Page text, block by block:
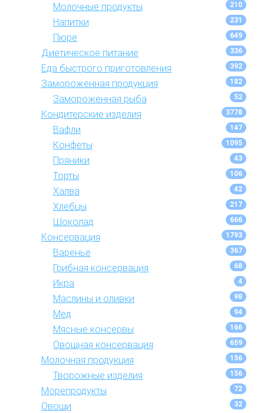
Молочные продукты 210
Напитки 231
Пюре 649
Диетическое питание 336
Еда быстрого приготовления 392
Замороженная продукция 182
Замороженная рыба 52
Кондитерские изделия 3778
Вафли 147
Конфеты 1095
Пряники 43
Торты 106
Халва 42
Хлебцы 217
Шоколад 666
Консервация 1793
Варенье 367
Грибная консервация 68
Икра 4
Маслины и оливки 98
Мед 94
Мясные консервы 166
Овощная консервация 659
Молочная продукция 156
Творожные изделия 156
Морепродукты 72
Овощи 32